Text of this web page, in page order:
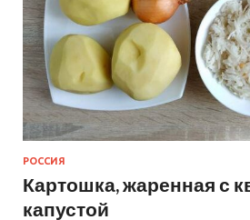
РОССИЯ
Картошка, жаренная с
капустой